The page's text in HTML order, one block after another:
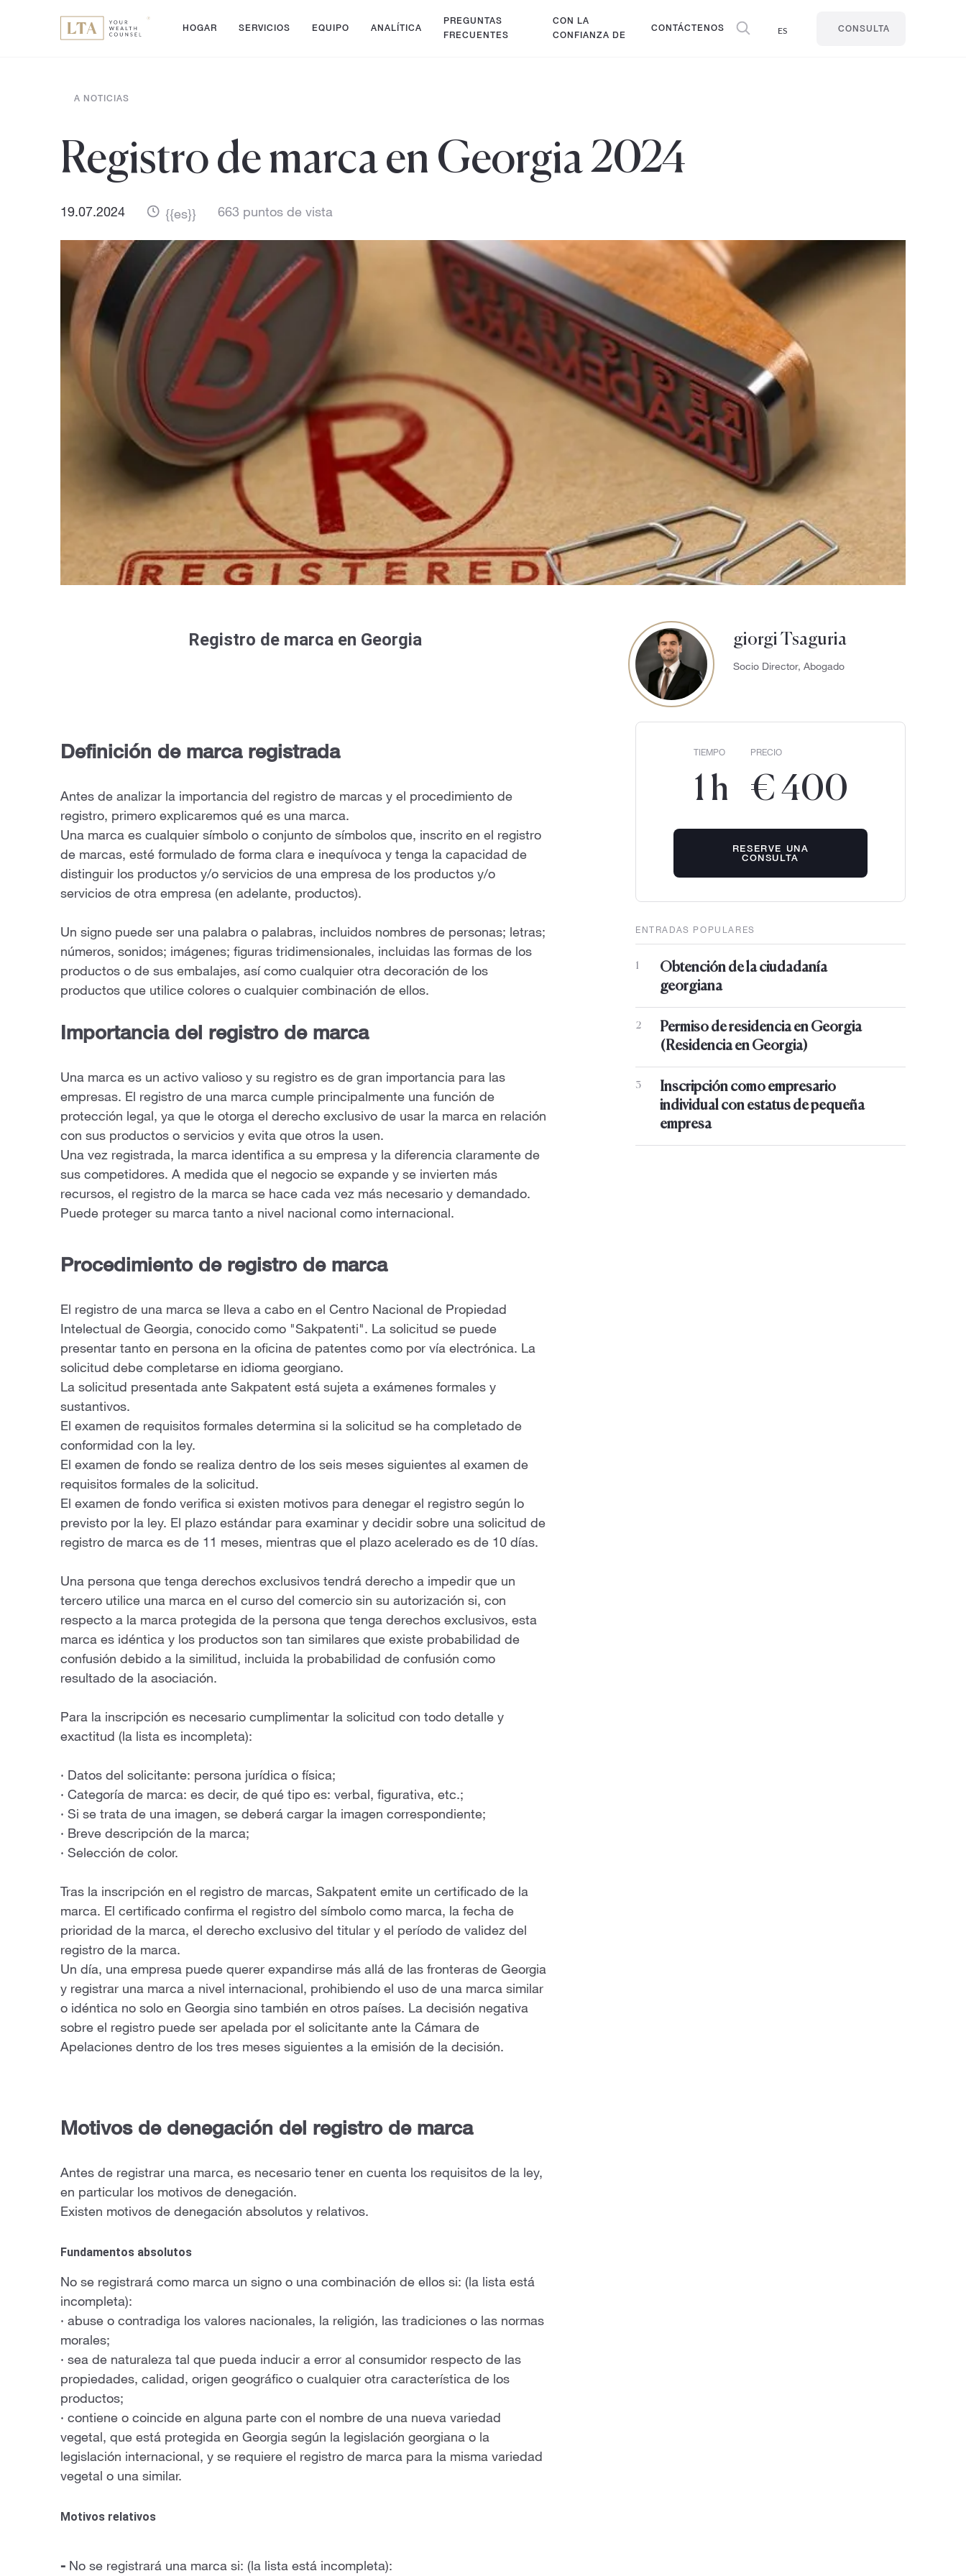
HOGAR SERVICIOS EQUIPO ANALÍTICA
PREGUNTAS
FRECUENTES
CON LA
CONFIANZA DE
CONTÁCTENOS ES CONSULTA
A NOTICIAS
Registro de marca en Georgia 2024
19.07.2024 {{es}} 663 puntos de vista
Registro de marca en Georgia
Definición de marca registrada
Antes de analizar la importancia del registro de marcas y el procedimiento de
registro, primero explicaremos qué es una marca.
Una marca es cualquier símbolo o conjunto de símbolos que, inscrito en el registro
de marcas, esté formulado de forma clara e inequívoca y tenga la capacidad de
distinguir los productos y/o servicios de una empresa de los productos y/o
servicios de otra empresa (en adelante, productos).
Un signo puede ser una palabra o palabras, incluidos nombres de personas; letras;
números, sonidos; imágenes; figuras tridimensionales, incluidas las formas de los
productos o de sus embalajes, así como cualquier otra decoración de los
productos que utilice colores o cualquier combinación de ellos.
Importancia del registro de marca
Una marca es un activo valioso y su registro es de gran importancia para las
empresas. El registro de una marca cumple principalmente una función de
protección legal, ya que le otorga el derecho exclusivo de usar la marca en relación
con sus productos o servicios y evita que otros la usen.
Una vez registrada, la marca identifica a su empresa y la diferencia claramente de
sus competidores. A medida que el negocio se expande y se invierten más
recursos, el registro de la marca se hace cada vez más necesario y demandado.
Puede proteger su marca tanto a nivel nacional como internacional.
Procedimiento de registro de marca
El registro de una marca se lleva a cabo en el Centro Nacional de Propiedad
Intelectual de Georgia, conocido como "Sakpatenti". La solicitud se puede
presentar tanto en persona en la oficina de patentes como por vía electrónica. La
solicitud debe completarse en idioma georgiano.
La solicitud presentada ante Sakpatent está sujeta a exámenes formales y
sustantivos.
El examen de requisitos formales determina si la solicitud se ha completado de
conformidad con la ley.
El examen de fondo se realiza dentro de los seis meses siguientes al examen de
requisitos formales de la solicitud.
El examen de fondo verifica si existen motivos para denegar el registro según lo
previsto por la ley. El plazo estándar para examinar y decidir sobre una solicitud de
registro de marca es de 11 meses, mientras que el plazo acelerado es de 10 días.
Una persona que tenga derechos exclusivos tendrá derecho a impedir que un
tercero utilice una marca en el curso del comercio sin su autorización si, con
respecto a la marca protegida de la persona que tenga derechos exclusivos, esta
marca es idéntica y los productos son tan similares que existe probabilidad de
confusión debido a la similitud, incluida la probabilidad de confusión como
resultado de la asociación.
Para la inscripción es necesario cumplimentar la solicitud con todo detalle y
exactitud (la lista es incompleta):
· Datos del solicitante: persona jurídica o física;
· Categoría de marca: es decir, de qué tipo es: verbal, figurativa, etc.;
· Si se trata de una imagen, se deberá cargar la imagen correspondiente;
· Breve descripción de la marca;
· Selección de color.
Tras la inscripción en el registro de marcas, Sakpatent emite un certificado de la
marca. El certificado confirma el registro del símbolo como marca, la fecha de
prioridad de la marca, el derecho exclusivo del titular y el período de validez del
registro de la marca.
Un día, una empresa puede querer expandirse más allá de las fronteras de Georgia
y registrar una marca a nivel internacional, prohibiendo el uso de una marca similar
o idéntica no solo en Georgia sino también en otros países. La decisión negativa
sobre el registro puede ser apelada por el solicitante ante la Cámara de
Apelaciones dentro de los tres meses siguientes a la emisión de la decisión.
Motivos de denegación del registro de marca
Antes de registrar una marca, es necesario tener en cuenta los requisitos de la ley,
en particular los motivos de denegación.
Existen motivos de denegación absolutos y relativos.
Fundamentos absolutos
No se registrará como marca un signo o una combinación de ellos si: (la lista está
incompleta):
· abuse o contradiga los valores nacionales, la religión, las tradiciones o las normas
morales;
· sea de naturaleza tal que pueda inducir a error al consumidor respecto de las
propiedades, calidad, origen geográfico o cualquier otra característica de los
productos;
· contiene o coincide en alguna parte con el nombre de una nueva variedad
vegetal, que está protegida en Georgia según la legislación georgiana o la
legislación internacional, y se requiere el registro de marca para la misma variedad
vegetal o una similar.
Motivos relativos
- No se registrará una marca si: (la lista está incompleta):
giorgi Tsaguria
Socio Director, Abogado
TIEMPO
1 h
PRECIO
€ 400
RESERVE UNA
CONSULTA
ENTRADAS POPULARES
1
Obtención de la ciudadanía
georgiana
2
Permiso de residencia en Georgia
(Residencia en Georgia)
3
Inscripción como empresario
individual con estatus de pequeña
empresa